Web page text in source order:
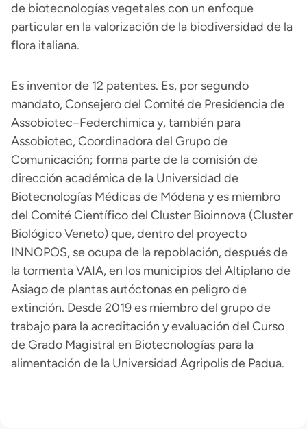
de biotecnologías vegetales con un enfoque
particular en la valorización de la biodiversidad de la
flora italiana.
Es inventor de 12 patentes. Es, por segundo
mandato, Consejero del Comité de Presidencia de
Assobiotec–Federchimica y, también para
Assobiotec, Coordinadora del Grupo de
Comunicación; forma parte de la comisión de
dirección académica de la Universidad de
Biotecnologías Médicas de Módena y es miembro
del Comité Científico del Cluster Bioinnova (Cluster
Biológico Veneto) que, dentro del proyecto
INNOPOS, se ocupa de la repoblación, después de
la tormenta VAIA, en los municipios del Altiplano de
Asiago de plantas autóctonas en peligro de
extinción. Desde 2019 es miembro del grupo de
trabajo para la acreditación y evaluación del Curso
de Grado Magistral en Biotecnologías para la
alimentación de la Universidad Agripolis de Padua.